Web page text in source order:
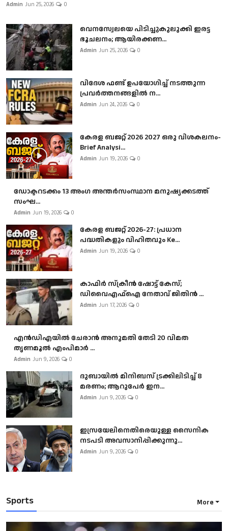
Admin Jun 25, 2026 0
വെനസ്വേലയെ പിടിച്ചുകുലുക്കി ഇരട്ട
ഭൂചലനം; ആയിരക്കണ...
Admin Jun 25, 2026 0
വിദേശ ഫണ്ട് ഉപയോഗിച്ച് നടത്തുന്ന
പ്രവർത്തനങ്ങളിൽ ന...
Admin Jun 24, 2026 0
കേരള ബജറ്റ് 2026 2027 ഒരു വിശകലനം-
Brief Analysi...
Admin Jun 19, 2026 0
ഡോക്ടറടക്കം 13 അംഗ അന്തർസംസ്ഥാന മനുഷ്യക്കടത്ത്
സംഘ...
Admin Jun 19, 2026 0
കേരള ബജറ്റ് 2026-27: പ്രധാന
പദ്ധതികളും വിഹിതവും Ke...
Admin Jun 19, 2026 0
കാഫിർ സ്‌ക്രീൻ ഷോട്ട് കേസ്;
ഡിവൈഎഫ്ഐ നേതാവ് ജിതിൻ ...
Admin Jun 17, 2026 0
എൻഡിഎയിൽ ചേരാൻ അനുമതി തേടി 20 വിമത
തൃണമൂൽ എംപിമാർ ...
Admin Jun 9, 2026 0
ദുബായിൽ മിനിബസ്​ ട്രക്കിലിടിച്ച് 8
മരണം; ആറുപേർ ഇന...
Admin Jun 9, 2026 0
ഇസ്രയേലിനെതിരെയുള്ള സൈനിക
നടപടി അവസാനിപ്പിക്കുന്നു...
Admin Jun 9, 2026 0
Sports More